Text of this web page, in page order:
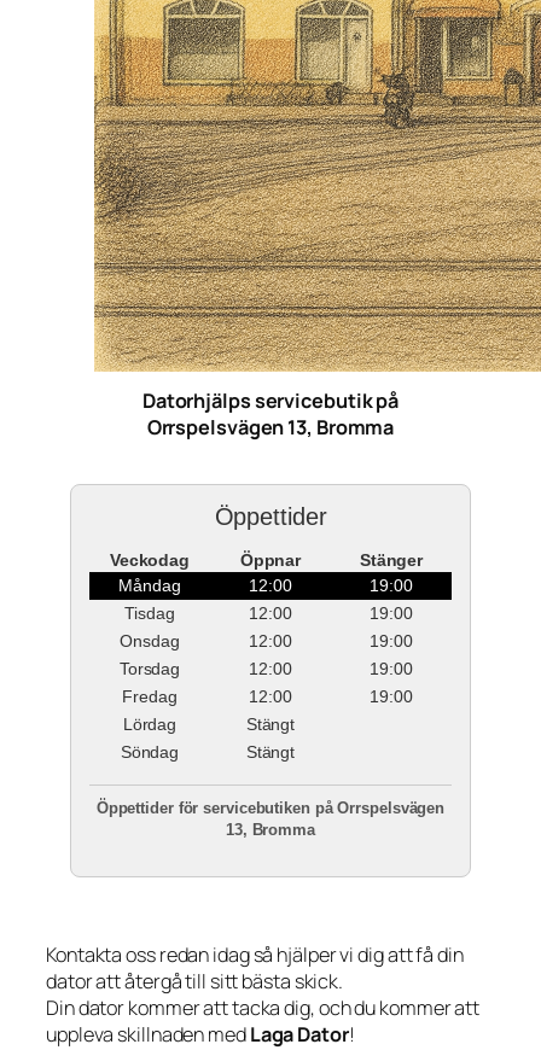
Datorhjälps servicebutik på
Orrspelsvägen 13, Bromma
Öppettider
Veckodag Öppnar
Stänger
Måndag
12:00
19:00
Tisdag
12:00
19:00
Onsdag
12:00
19:00
Torsdag
12:00
19:00
Fredag
12:00
19:00
Lördag
Stängt
Söndag
Stängt
Öppettider för servicebutiken på Orrspelsvägen
13, Bromma
Kontakta oss redan idag så hjälper vi dig att få din
dator att återgå till sitt bästa skick.
Din dator kommer att tacka dig, och du kommer att
uppleva skillnaden medLaga Dator!